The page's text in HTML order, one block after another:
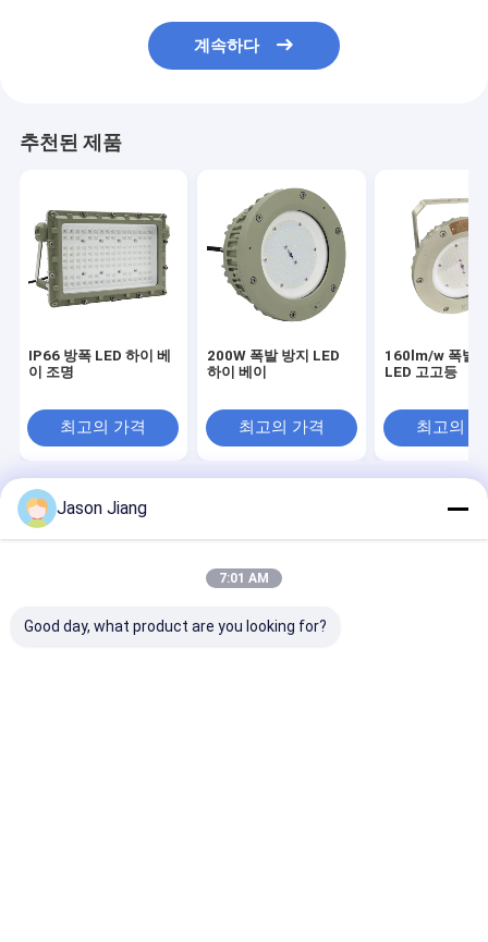
계속하다
추천된 제품
IP66 방폭 LED 하이 베
이 조명
최고의 가격
200W 폭발 방지 LED
하이 베이
최고의 가격
160lm/w 폭발
LED 고고등
최고의
홈
중국 공장.Copyright © 2025 crown extra
lighting co. ltd. All Rights Reserved.
Jason Jiang
7:01 AM
Good day, what product are you looking for?